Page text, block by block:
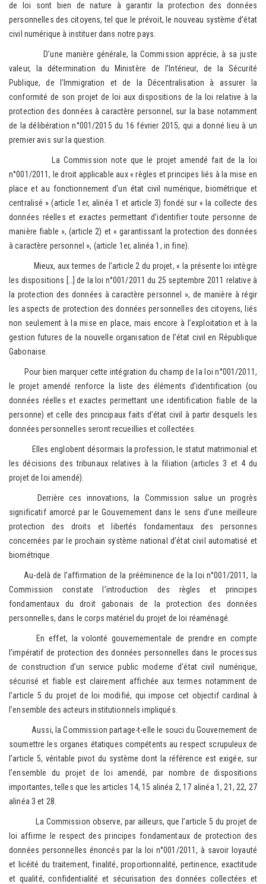
de loi sont bien de nature à garantir la protection des données
personnelles des citoyens, tel que le prévoit, le nouveau système d’état
civil numérique à instituer dans notre pays.
D’une manière générale, la Commission apprécie, à sa juste
valeur, la détermination du Ministère de l’Intérieur, de la Sécurité
Publique, de l’Immigration et de la Décentralisation à assurer la
conformité de son projet de loi aux dispositions de la loi relative à la
protection des données à caractère personnel, sur la base notamment
de la délibération n°001/2015 du 16 février 2015, qui a donné lieu à un
premier avis sur la question.
La Commission note que le projet amendé fait de la loi
n°001/2011, le droit applicable aux « règles et principes liés à la mise en
place et au fonctionnement d’un état civil numérique, biométrique et
centralisé » (article 1er, alinéa 1 et article 3) fondé sur « la collecte des
données réelles et exactes permettant d’identifier toute personne de
manière fiable », (article 2) et « garantissant la protection des données
à caractère personnel », (article 1er, alinéa 1, in fine).
Mieux, aux termes de l’article 2 du projet, « la présente loi intègre
les dispositions […] de la loi n°001/2011 du 25 septembre 2011 relative à
la protection des données à caractère personnel », de manière à régir
les aspects de protection des données personnelles des citoyens, liés
non seulement à la mise en place, mais encore à l’exploitation et à la
gestion futures de la nouvelle organisation de l’état civil en République
Gabonaise.
Pour bien marquer cette intégration du champ de la loi n°001/2011,
le projet amendé renforce la liste des éléments d’identification (ou
données réelles et exactes permettant une identification fiable de la
personne) et celle des principaux faits d’état civil à partir desquels les
données personnelles seront recueillies et collectées.
Elles englobent désormais la profession, le statut matrimonial et
les décisions des tribunaux relatives à la filiation (articles 3 et 4 du
projet de loi amendé).
Derrière ces innovations, la Commission salue un progrès
significatif amorcé par le Gouvernement dans le sens d’une meilleure
protection des droits et libertés fondamentaux des personnes
concernées par le prochain système national d’état civil automatisé et
biométrique.
Au-delà de l’affirmation de la prééminence de la loi n°001/2011, la
Commission constate l’introduction des règles et principes
fondamentaux du droit gabonais de la protection des données
personnelles, dans le corps matériel du projet de loi réaménagé.
En effet, la volonté gouvernementale de prendre en compte
l’impératif de protection des données personnelles dans le processus
de construction d’un service public moderne d’état civil numérique,
sécurisé et fiable est clairement affichée aux termes notamment de
l’article 5 du projet de loi modifié, qui impose cet objectif cardinal à
l’ensemble des acteurs institutionnels impliqués.
Aussi, la Commission partage-t-elle le souci du Gouvernement de
soumettre les organes étatiques compétents au respect scrupuleux de
l’article 5, véritable pivot du système dont la référence est exigée, sur
l’ensemble du projet de loi amendé, par nombre de dispositions
importantes, telles que les articles 14, 15 alinéa 2, 17 alinéa 1, 21, 22, 27
alinéa 3 et 28.
La Commission observe, par ailleurs, que l’article 5 du projet de
loi affirme le respect des principes fondamentaux de protection des
données personnelles énoncés par la loi n°001/2011, à savoir loyauté
et licéité du traitement, finalité, proportionnalité, pertinence, exactitude
et qualité, confidentialité et sécurisation des données collectées et